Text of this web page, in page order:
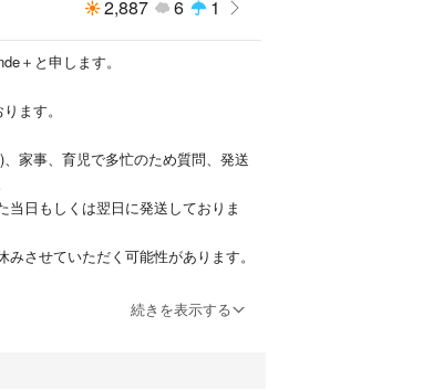
2,887 6 1
＋と申します。
ます。
家事、育児で多忙のため質問、発送
当日もしくは翌日に発送しておりま
させていただく可能性があります。
回答しているつもりですが、たまにい
続きを表示する